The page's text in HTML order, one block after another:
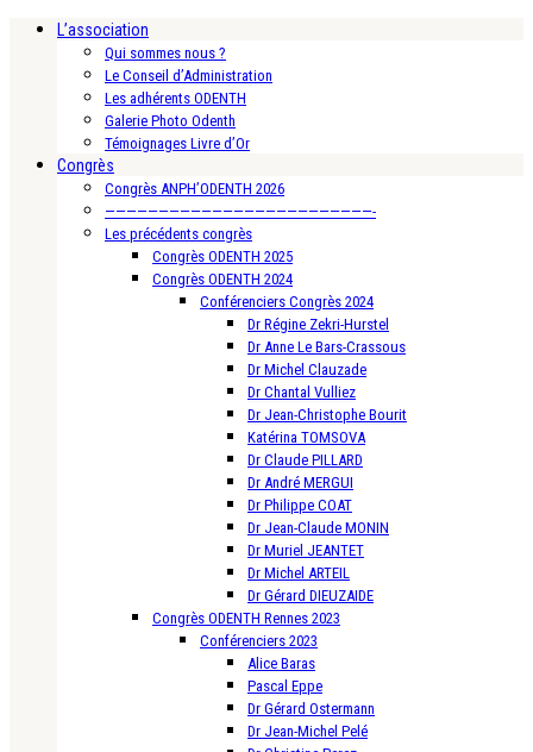
L’association
Qui sommes nous ?
Le Conseil d’Administration
Les adhérents ODENTH
Galerie Photo Odenth
Témoignages Livre d’Or
Congrès
Congrès ANPH’ODENTH 2026
—————————————————————————-
Les précédents congrès
Congrès ODENTH 2025
Congrès ODENTH 2024
Conférenciers Congrès 2024
Dr Régine Zekri-Hurstel
Dr Anne Le Bars-Crassous
Dr Michel Clauzade
Dr Chantal Vulliez
Dr Jean-Christophe Bourit
Katérina TOMSOVA
Dr Claude PILLARD
Dr André MERGUI
Dr Philippe COAT
Dr Jean-Claude MONIN
Dr Muriel JEANTET
Dr Michel ARTEIL
Dr Gérard DIEUZAIDE
Congrès ODENTH Rennes 2023
Conférenciers 2023
Alice Baras
Pascal Eppe
Dr Gérard Ostermann
Dr Jean-Michel Pelé